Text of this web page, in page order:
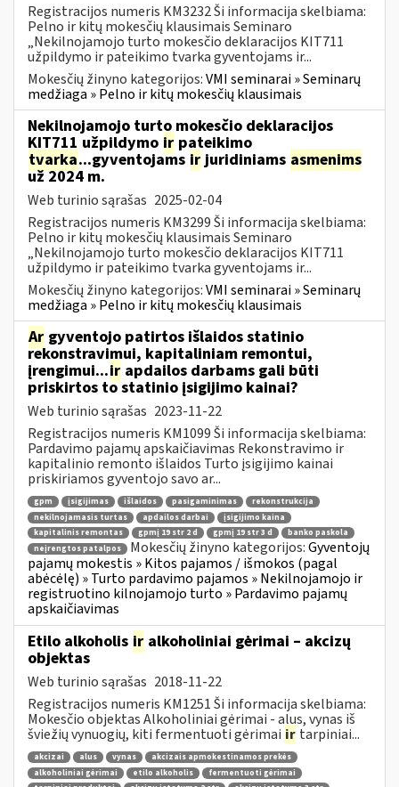
Registracijos numeris KM3232 Ši informacija skelbiama:
Pelno ir kitų mokesčių klausimais Seminaro
„Nekilnojamojo turto mokesčio deklaracijos KIT711
užpildymo ir pateikimo tvarka gyventojams ir...
Mokesčių žinyno kategorijos:VMI seminarai » Seminarų
medžiaga » Pelno ir kitų mokesčių klausimais
Nekilnojamojo turto mokesčio deklaracijos
KIT711 užpildymo ir pateikimo
tvarka...gyventojams irjuridiniams asmenims
už 2024 m.
Web turinio sąrašas 2025-02-04
Registracijos numeris KM3299 Ši informacija skelbiama:
Pelno ir kitų mokesčių klausimais Seminaro
„Nekilnojamojo turto mokesčio deklaracijos KIT711
užpildymo ir pateikimo tvarka gyventojams ir...
Mokesčių žinyno kategorijos:VMI seminarai » Seminarų
medžiaga » Pelno ir kitų mokesčių klausimais
Ar gyventojo patirtos išlaidos statinio
rekonstravimui, kapitaliniam remontui,
įrengimui...ir apdailos darbams gali būti
priskirtos to statinio įsigijimo kainai?
Web turinio sąrašas 2023-11-22
Registracijos numeris KM1099 Ši informacija skelbiama:
Pardavimo pajamų apskaičiavimas Rekonstravimo ir
kapitalinio remonto išlaidos Turto įsigijimo kainai
priskiriamos gyventojo savo ar...
gpm įsigijimas išlaidos pasigaminimas
rekonstrukcija
nekilnojamasis turtas
apdailos darbai
įsigijimo kaina
kapitalinis remontas
gpmį 19 str 2 d gpmį 19 str 3 d
banko paskola
neįrengtos patalpos
Mokesčių žinyno kategorijos:Gyventojų
pajamų mokestis » Kitos pajamos / išmokos (pagal
abėcėlę) » Turto pardavimo pajamos » Nekilnojamojo ir
registruotino kilnojamojo turto » Pardavimo pajamų
apskaičiavimas
Etilo alkoholis ir alkoholiniai gėrimai – akcizų
objektas
Web turinio sąrašas 2018-11-22
Registracijos numeris KM1251 Ši informacija skelbiama:
Mokesčio objektas Alkoholiniai gėrimai - alus, vynas iš
šviežių vynuogių, kiti fermentuoti gėrimai ir tarpiniai...
akcizai alus vynas
akcizais apmokestinamos prekės
alkoholiniai gėrimai
etilo alkoholis
fermentuoti gėrimai